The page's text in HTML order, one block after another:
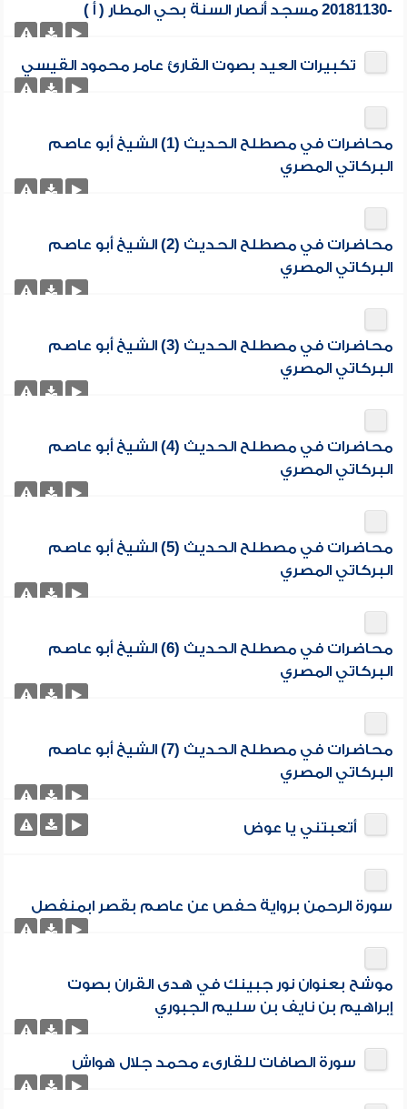
-20181130 مسجد أنصار السنة بحي المطار ( أ )
تكبيرات العيد بصوت القارئ عامر محمود القيسي
محاضرات في مصطلح الحديث (1) الشيخ أبو عاصم
البركاتي المصري
محاضرات في مصطلح الحديث (2) الشيخ أبو عاصم
البركاتي المصري
محاضرات في مصطلح الحديث (3) الشيخ أبو عاصم
البركاتي المصري
محاضرات في مصطلح الحديث (4) الشيخ أبو عاصم
البركاتي المصري
محاضرات في مصطلح الحديث (5) الشيخ أبو عاصم
البركاتي المصري
محاضرات في مصطلح الحديث (6) الشيخ أبو عاصم
البركاتي المصري
محاضرات في مصطلح الحديث (7) الشيخ أبو عاصم
البركاتي المصري
أتعبتني يا عوض
سورة الرحمن برواية حفص عن عاصم بقصر ابمنفصل
موشح بعنوان نور جبينك في هدى القران بصوت
إبراهيم بن نايف بن سليم الجبوري
سورة الصافات للقارىء محمد جلال هواش